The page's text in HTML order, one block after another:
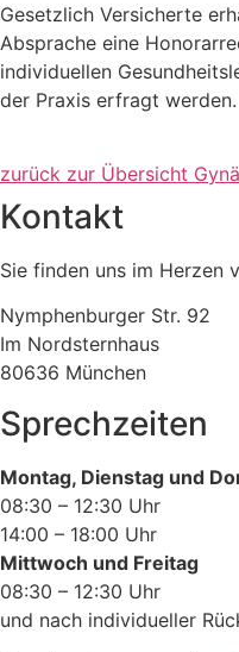
Gesetzlich Versicherte
Absprache eine
individuellen
der Praxis erfragt werden.
zurück zur Übersicht
Kontakt
Sie finden uns im Herzen
Nymphenburger Str. 92
Im Nordsternhaus
80636 München
Sprechzeiten
Montag, Dienstag und
08:30 – 12:30 Uhr
14:00 – 18:00 Uhr
Mittwoch und Freitag
08:30 – 12:30 Uhr
und nach individueller